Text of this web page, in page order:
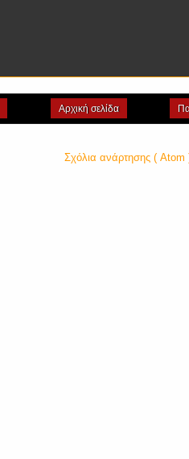
Αρχική σελίδα
Σχόλια ανάρτησης ( Atom